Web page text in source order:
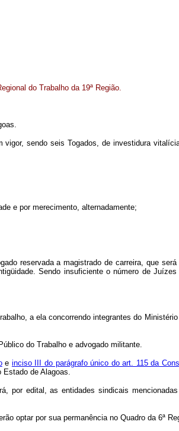
do Trabalho da 19ª Região.
sendo seis Togados, de investidura
e por merecimento, alternadamente;
reservada a magistrado de carreira, que
Sendo insuficiente o número de
a ela concorrendo integrantes do
do Trabalho e advogado militante.
e inciso III do parágrafo único do art. 115 da
de Alagoas.
por edital, as entidades sindicais
optar por sua permanência no Quadro da 6ª